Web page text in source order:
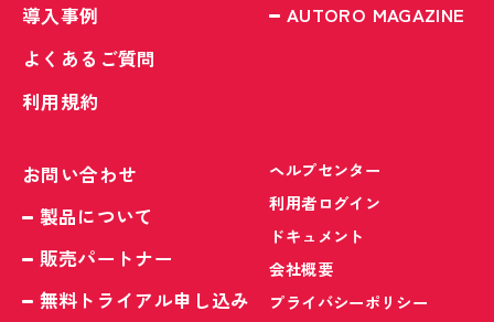
導入事例
よくあるご質問
利用規約
AUTORO MAGAZINE
お問い合わせ
製品について
販売パートナー
無料トライアル申し込み
ヘルプセンター
利用者ログイン
ドキュメント
会社概要
プライバシーポリシー